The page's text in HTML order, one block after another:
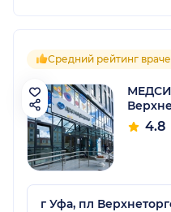
Средний рейтинг
4.8
г Уфа, пл